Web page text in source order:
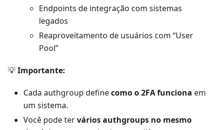
Endpoints de integração com sistemas
legados
Reaproveitamento de usuários com “User
Pool”
💡Importante:
Cada authgroup definecomo o 2FA funciona em
um sistema.
Você pode tervários authgroups no mesmo